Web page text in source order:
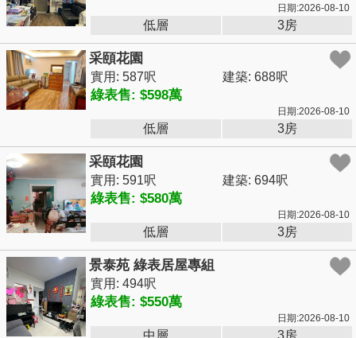
日期:2026-08-10
低層 3房
采頤花園
實用: 587呎 建築: 688呎
綠表售: $598萬
日期:2026-08-10
低層 3房
采頤花園
實用: 591呎 建築: 694呎
綠表售: $580萬
日期:2026-08-10
低層 3房
景泰苑 綠表居屋專組
實用: 494呎
綠表售: $550萬
日期:2026-08-10
中層 3房